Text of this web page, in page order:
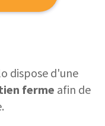
dispose d'une
ferme afin de